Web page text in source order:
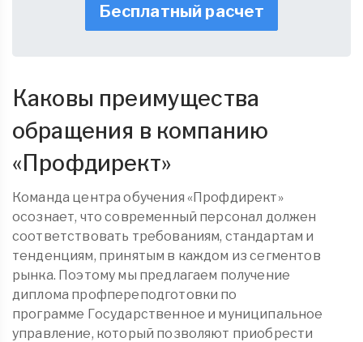
Бесплатный расчет
Каковы преимущества
обращения в компанию
«Профдирект»
Команда центра обучения «Профдирект»
осознает, что современный персонал должен
соответствовать требованиям, стандартам и
тенденциям, принятым в каждом из сегментов
рынка. Поэтому мы предлагаем получение
диплома профпереподготовки по
программе Государственное и муниципальное
управление, который позволяют приобрести